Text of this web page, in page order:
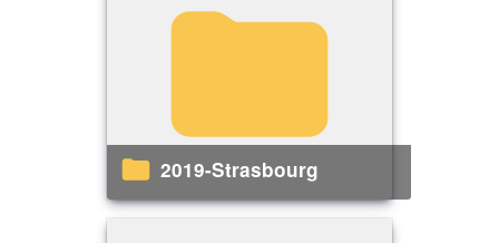
2019-Strasbourg